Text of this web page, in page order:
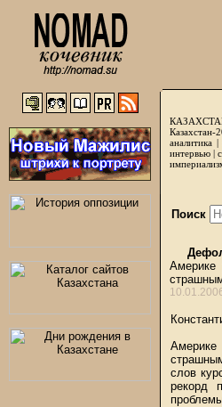
Казахстан-
аналитика |
интервью |
Поиск
слов
рекорд